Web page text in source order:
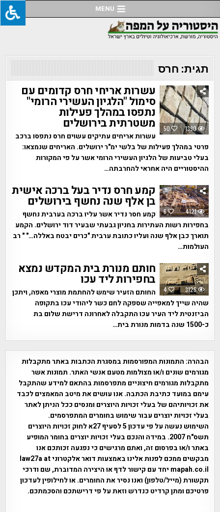
to
content
MENU
תגית: חרס
50 1390
עשרות אריחי חרס קדומים עם
סימול "הלגיון העשירי הרומי"
נתפסו במהלך פעילות
משטרתית בירושלים
עשרות אריחים עתיקים עשוים חרס נתפסו ברכב
פרטי במהלך פעילות של בלשי ימ"ר ירושלים. האריחים שנמצאו:
בעלי טביעות של הלגיון העשירי הרומי אשר על פי המקורות
ההיסטוריים היה אחראי להחרבתה…
6 4121
קמע חרס נדיר בעל ברכה אישית
בן אלף שנה נחשף בירושלים
קמע חסר נדיר אשר עליו ברכה בערבית נחשף
בחפירות רשות העתירות בחניון גבעתי שבעיר דוד ירושלים. הקמע
תוארך כבן אלף שנה ועליו כתובת ערבית "כרים יבטח באללה…" " רב
העולמות…
4 3126
חותם מנורת בית המקדש נמצא
בחפירות ליד עכו
החותם הזעיר שימש להחתמת מוצרי מאפה, ויתכן
שהיה שייך למאפייה שספקה לחם כשר ליהודי עכו בתקופה
הביזנטית ליד העיר עכו התקבלה לאחרונה דרישת שלום בת
כ-1500 שנה בדמות מנורת בית…
הבהרה: התמונות המפורסמות במסגרת הכתבות באתר מתקבלות
מגורמים שונים ו/או מצולמות מטעם אנשי האתר. תמונות אשר
מתקבלות מגורמים חיצוניים מתפרסמות בהתאם למידע שהתקבל
עימם במועד כתיבת הכתבה. אנו עושים את מיטב המאמצים לכבד
את זכויותיהם של בעלי זכויות היוצרים ומנסים ככל הניתן לאתר
בעלי זכויות יוצרים עבור שימוש בחומרים המתפרסמים.
השימוש נעשה על פי עדכון 5 לסעיף 27א לחוק זכויות היוצרים
תשס"ח 2007. במידה והנכם בעלי זכויות יוצרים בחומר המופיע
באתר ו/או בפרסום זה, ואתם מרגישים כי נפגעה זכותכם אנו
מבקשים ממכם לפנות אלינו באמצעות דואר אלקטרוני law27a at
mapah.co.il יחד עם קישור לדף או היצירה המדוברת, שם ודרכי
תקשורת (מייל/טלפון) ואנו נסיר את החומרים. או לחילופין לעדכון
פרטיכם ומתן קרדיט כנדרש וזאת על פי דרישתכם והסכמתכם.